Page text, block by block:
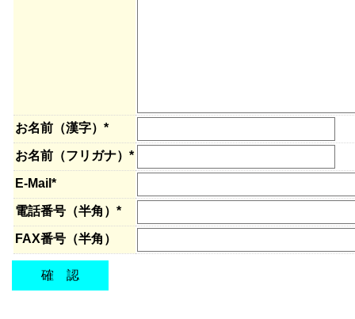
お名前（漢字）*
お名前（フリガナ）*
E-Mail*
電話番号（半角）*
FAX番号（半角）